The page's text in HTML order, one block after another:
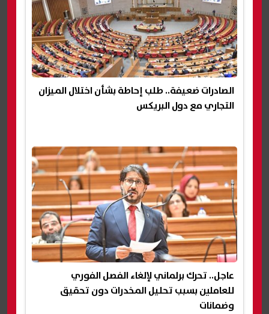
الصادرات ضعيفة.. طلب إحاطة بشأن اختلال الميزان
التجاري مع دول البريكس
عاجل.. تحرك برلماني لإلغاء الفصل الفوري
للعاملين بسبب تحليل المخدرات دون تحقيق
وضمانات